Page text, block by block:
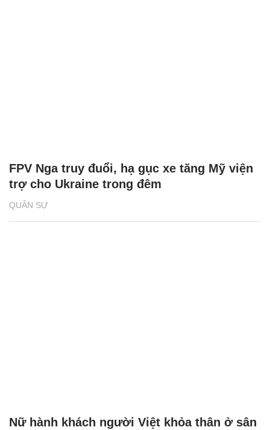
QUÂN SỰ
FPV Nga truy đuổi, hạ gục xe tăng Mỹ viện
trợ cho Ukraine trong đêm
Nữ hành khách người Việt khỏa thân ở sân